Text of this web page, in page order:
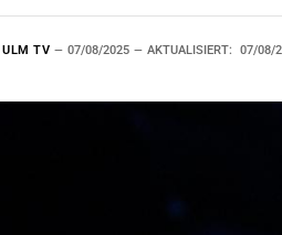
ULM TV 07/08/2025 AKTUALISIERT: 07/08/